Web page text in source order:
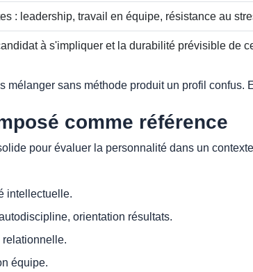
: leadership, travail en équipe, résistance au
à s'impliquer et la durabilité prévisible de
sans méthode produit un profil confus.
comme référence
pour évaluer la personnalité dans un
intellectuelle.
orientation résultats.
équipe.